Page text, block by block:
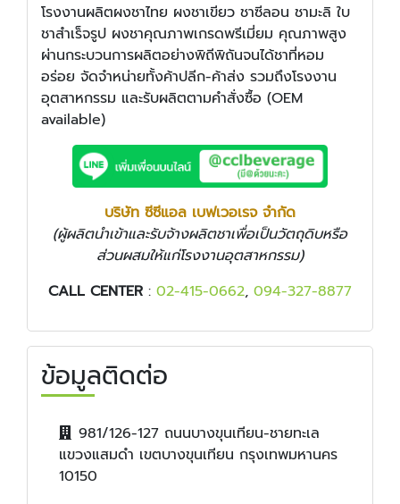
โรงงานผลิตผงชาไทย ผงชาเขียว ชาซีลอน ชามะลิ ใบ
ชาสำเร็จรูป ผงชาคุณภาพเกรดพรีเมี่ยม คุณภาพสูง
ผ่านกระบวนการผลิตอย่างพิถีพิถันจนได้ชาที่หอม
อร่อย จัดจำหน่ายทั้งค้าปลีก-ค้าส่ง รวมถึงโรงงาน
อุตสาหกรรม และรับผลิตตามคำสั่งซื้อ (OEM
available)
บริษัท ซีซีแอล เบฟเวอเรจ จำกัด
(ผู้ผลิตนำเข้าและรับจ้างผลิตชาเพื่อเป็นวัตถุดิบหรือ
ส่วนผสมให้แก่โรงงานอุตสาหกรรม)
CALL CENTER : 02-415-0662, 094-327-8877
ข้อมูลติดต่อ
981/126-127 ถนนบางขุนเทียน-ชายทะเล
แขวงแสมดำ เขตบางขุนเทียน กรุงเทพมหานคร
10150